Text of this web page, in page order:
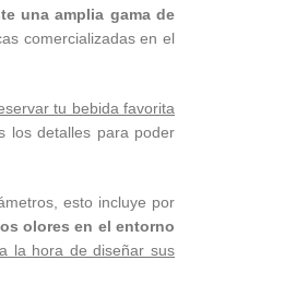
una amplia gama de
comercializadas en el
tu bebida favorita
los detalles para poder
esto incluye por
olores en el entorno
a la hora de diseñar sus